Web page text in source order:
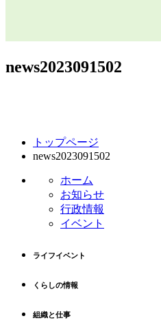
news2023091502
トップページ
news2023091502
ホーム
お知らせ
行政情報
イベント
ライフイベント
くらしの情報
組織と仕事